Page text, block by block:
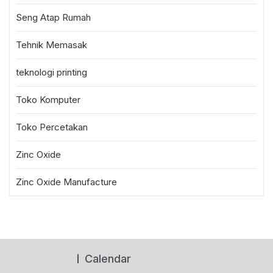
Seng Atap Rumah
Tehnik Memasak
teknologi printing
Toko Komputer
Toko Percetakan
Zinc Oxide
Zinc Oxide Manufacture
Calendar